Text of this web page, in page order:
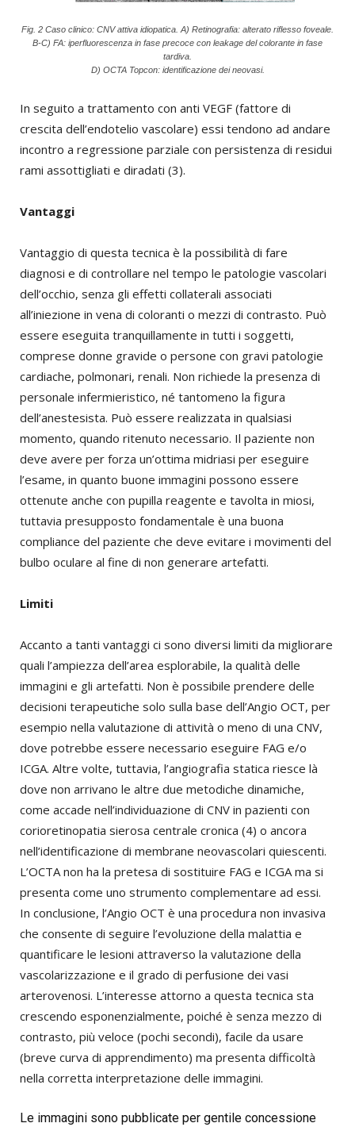
Fig. 2 Caso clinico: CNV attiva idiopatica. A) Retinografia: alterato riflesso foveale.
B-C) FA: iperfluorescenza in fase precoce con leakage del colorante in fase
tardiva.
D) OCTA Topcon: identificazione dei neovasi.
In seguito a trattamento con anti VEGF (fattore di
crescita dell’endotelio vascolare) essi tendono ad andare
incontro a regressione parziale con persistenza di residui
rami assottigliati e diradati (3).
Vantaggi
Vantaggio di questa tecnica è la possibilità di fare
diagnosi e di controllare nel tempo le patologie vascolari
dell’occhio, senza gli effetti collaterali associati
all’iniezione in vena di coloranti o mezzi di contrasto. Può
essere eseguita tranquillamente in tutti i soggetti,
comprese donne gravide o persone con gravi patologie
cardiache, polmonari, renali. Non richiede la presenza di
personale infermieristico, né tantomeno la figura
dell’anestesista. Può essere realizzata in qualsiasi
momento, quando ritenuto necessario. Il paziente non
deve avere per forza un’ottima midriasi per eseguire
l’esame, in quanto buone immagini possono essere
ottenute anche con pupilla reagente e tavolta in miosi,
tuttavia presupposto fondamentale è una buona
compliance del paziente che deve evitare i movimenti del
bulbo oculare al fine di non generare artefatti.
Limiti
Accanto a tanti vantaggi ci sono diversi limiti da migliorare
quali l’ampiezza dell’area esplorabile, la qualità delle
immagini e gli artefatti. Non è possibile prendere delle
decisioni terapeutiche solo sulla base dell’Angio OCT, per
esempio nella valutazione di attività o meno di una CNV,
dove potrebbe essere necessario eseguire FAG e/o
ICGA. Altre volte, tuttavia, l’angiografia statica riesce là
dove non arrivano le altre due metodiche dinamiche,
come accade nell’individuazione di CNV in pazienti con
corioretinopatia sierosa centrale cronica (4) o ancora
nell’identificazione di membrane neovascolari quiescenti.
L’OCTA non ha la pretesa di sostituire FAG e ICGA ma si
presenta come uno strumento complementare ad essi.
In conclusione, l’Angio OCT è una procedura non invasiva
che consente di seguire l’evoluzione della malattia e
quantificare le lesioni attraverso la valutazione della
vascolarizzazione e il grado di perfusione dei vasi
arterovenosi. L’interesse attorno a questa tecnica sta
crescendo esponenzialmente, poiché è senza mezzo di
contrasto, più veloce (pochi secondi), facile da usare
(breve curva di apprendimento) ma presenta difficoltà
nella corretta interpretazione delle immagini.
Le immagini sono pubblicate per gentile concessione